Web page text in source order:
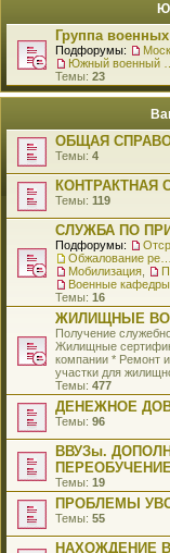
Группа
Подфорумы:
Темы: 23
ОБЩАЯ
Темы: 4
КОНТРАКТНАЯ
Темы: 119
СЛУЖБА ПО
Подфорумы:
Мобилизация
Военные кафедры
Темы: 16
ЖИЛИЩНЫЕ
Получение
Жилищные
компании * Ремонт
участки для
Темы: 477
ДЕНЕЖНОЕ
Темы: 96
ВВУЗы.
Темы: 19
ПРОБЛЕМЫ
Темы: 55
НАХОЖДЕНИЕ